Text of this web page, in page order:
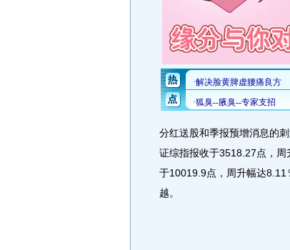
分红送股和季报预增消息的
证综指报收于3518.27点，
于10019.9点，周升幅达
越。